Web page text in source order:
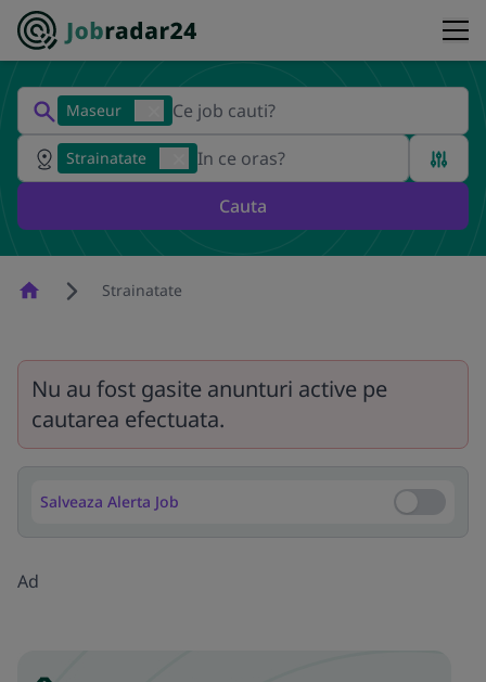
Maseur
Strainatate
Cauta
HomepageStrainatate
Nu au fost gasite anunturi active pe
cautarea efectuata.
Salveaza Alerta Job Salveaza
Ad